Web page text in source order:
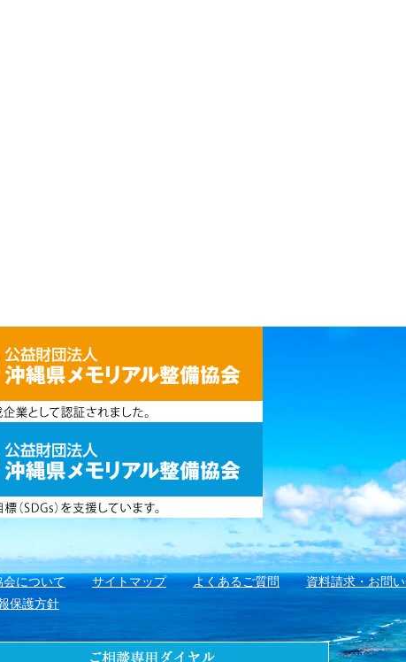
会について サイトマップ よくあるご質問
資料請求・お問
保護方針